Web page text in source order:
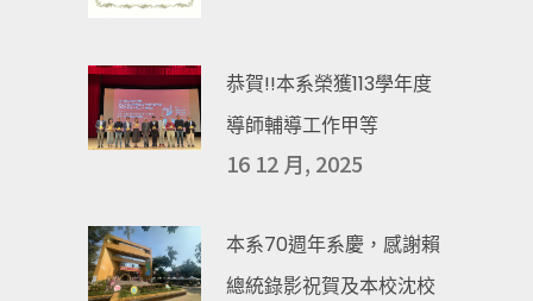
恭賀!!本系榮獲113學年度
導師輔導工作甲等
16 12 月, 2025
本系70週年系慶，感謝賴
總統錄影祝賀及本校沈校